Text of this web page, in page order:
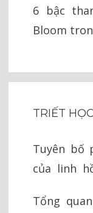
6 bậc
Bloom
TRIẾT
Tuyên bố
của linh
Tổng